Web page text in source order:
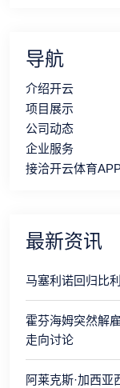
导航
介绍开云
项目展示
公司动态
企业服务
接洽开云体育
最新资讯
马塞利诺回归比
霍芬海姆突然解
走向讨论
阿莱克斯·加西